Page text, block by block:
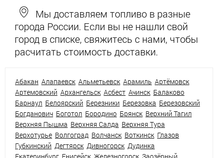
Мы доставляем топливо в разные
города России. Если вы не нашли свой
город в списке, свяжитесь с нами, чтобы
расчитать стоимость доставки.
Абакан Алапаевск Альметьевск Арамиль Артёмовск
Артемовский Архангельск Асбест Ачинск Балаково
Барнаул Белоярский Березники Березовка Березовский
Богданович Боготол Бородино Брянск Верхний Тагил
Верхняя Пышма Верхняя Салда Верхняя Тура
Верхотурье Волгоград Волчанск Воткинск Глазов
Губкинский Дегтярск Дивногорск Дудинка
Екатеринбург Енисейск Железногорск Заозёрный